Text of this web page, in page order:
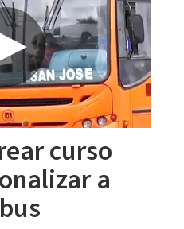
curso
a